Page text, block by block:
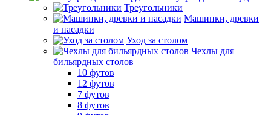
Треугольники
Машинки, древки
и насадки
Уход за столом
Чехлы для
бильярдных столов
10 футов
12 футов
7 футов
8 футов